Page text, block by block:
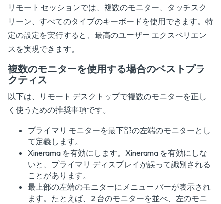
リモート セッションでは、複数のモニター、タッチスク
リーン、すべてのタイプのキーボードを使用できます。特
定の設定を実行すると、最高のユーザー エクスペリエン
スを実現できます。
複数のモニターを使用する場合のベストプラ
クティス
以下は、リモート デスクトップで複数のモニターを正し
く使うための推奨事項です。
プライマリ モニターを最下部の左端のモニターとし
て定義します。
Xinerama を有効にします。Xinerama を有効にしな
いと、プライマリ ディスプレイが誤って識別される
ことがあります。
最上部の左端のモニターにメニュー バーが表示され
ます。たとえば、2 台のモニターを並べ、左のモニ